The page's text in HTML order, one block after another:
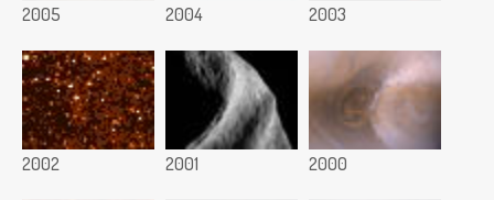
2005 2004 2003
2002 2001 2000